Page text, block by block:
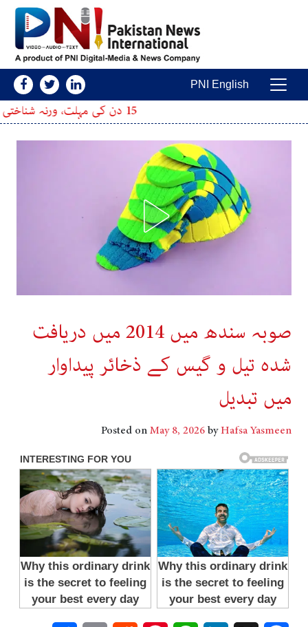
Main Navigation
PNI English
صوبہ سندھ میں 2014 میں دریافت
شدہ تیل و گیس کے ذخائر پیداوار
میں تبدیل
Posted onMay 8, 2026byHafsa Yasmeen